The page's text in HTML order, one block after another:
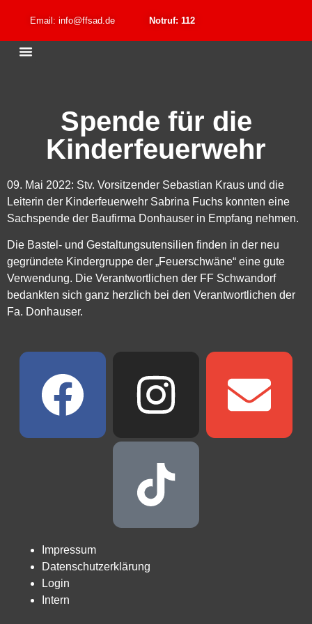
Email: info@ffsad.de Notruf: 112
Spende für die
Kinderfeuerwehr
09. Mai 2022: Stv. Vorsitzender Sebastian Kraus und die
Leiterin der Kinderfeuerwehr Sabrina Fuchs konnten eine
Sachspende der Baufirma Donhauser in Empfang nehmen.
Die Bastel- und Gestaltungsutensilien finden in der neu
gegründete Kindergruppe der „Feuerschwäne“ eine gute
Verwendung. Die Verantwortlichen der FF Schwandorf
bedankten sich ganz herzlich bei den Verantwortlichen der
Fa. Donhauser.
Impressum
Datenschutzerklärung
Login
Intern